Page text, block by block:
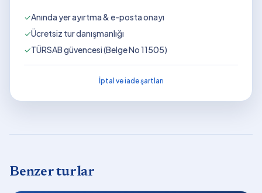
✓Anında yer ayırtma & e-posta onayı
✓Ücretsiz tur danışmanlığı
✓TÜRSAB güvencesi (Belge No 11505)
İptal ve iade şartları
Benzer turlar